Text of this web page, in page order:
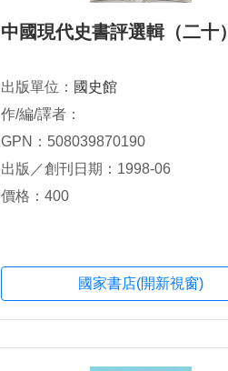
中國現代史書評選輯（二十）
出版單位： 國史館
作/編/譯者：
GPN：508039870190
出版／創刊日期：1998-06
價格：400
國家書店(開新視窗)